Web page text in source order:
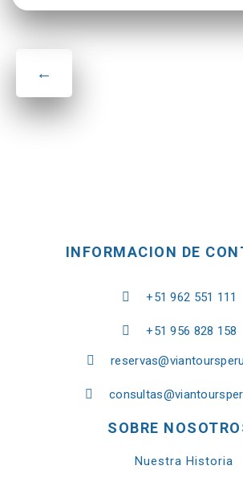
←
INFORMACION DE
+51 962 551 111
+51 956 828 158
SOBRE
Nuestra Historia